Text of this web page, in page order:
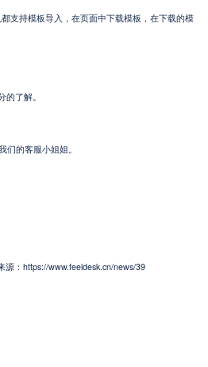
支持模板导入，在页面中下载模板，在下载的模
了解。
的客服小姐姐。
：https://www.feeldesk.cn/news/39